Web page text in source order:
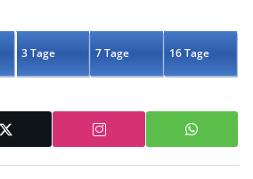
3 Tage 7 Tage 16 Tage